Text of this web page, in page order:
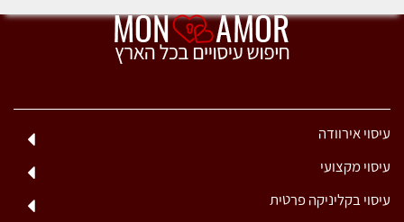
עיסוי אירוודה
עיסוי מקצועי
עיסוי בקליניקה פרטית